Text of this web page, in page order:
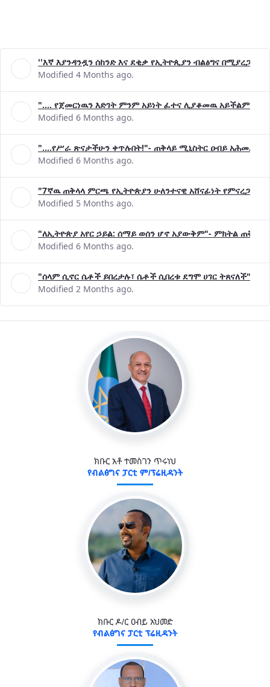
''እኛ እያንዳንዷን ሰከንድ እና ደቂቃ የኢትዮጲያን ብልፅግና
Modified 4 Months ago.
".... የጀመርነዉን እድገት ምንም አይነት ፈተና ሊያቆመዉ አይችልም"-
Modified 6 Months ago.
"....የሥራ ጽናታችሁን ቀጥሉበት!"- ጠቅላይ ሚኒስትር ዐብይ አሕመድ (ዶ/
Modified 6 Months ago.
"7ኛዉ ጠቅላላ ምርጫ የኢትዮጵያን ሁለንተናዊ አሸናፊነት
Modified 5 Months ago.
"ለኢትዮጵያ አየር ኃይል: ሰማይ ወሰን ሆኖ አያውቅም"- ምክትል ጠቅላይ
Modified 6 Months ago.
"ሰላም ሲኖር ሴቶች ይበረታሉ፣ ሴቶች ሲበረቱ ደግሞ ሀገር ትጸናለች"-
Modified 2 Months ago.
ክቡር አቶ ተመስገን ጥሩነህ
የብልፅግና ፓርቲ ም/ፕሬዚዳንት
ክቡር ዶ/ር ዐብይ አህመድ
የብልፅግና ፓርቲ ፕሬዚዳንት